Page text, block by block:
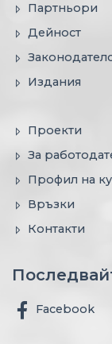
Партньори
Дейност
Издания
Проекти
За
Профил на
Връзки
Контакти
Facebook